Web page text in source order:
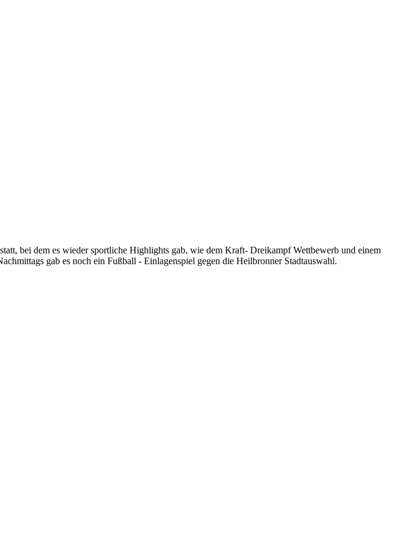
bei dem es wieder sportliche Highlights gab, wie dem Kraft- Dreikampf Wettbewerb und einem
gab es noch ein Fußball - Einlagenspiel gegen die Heilbronner Stadtauswahl.